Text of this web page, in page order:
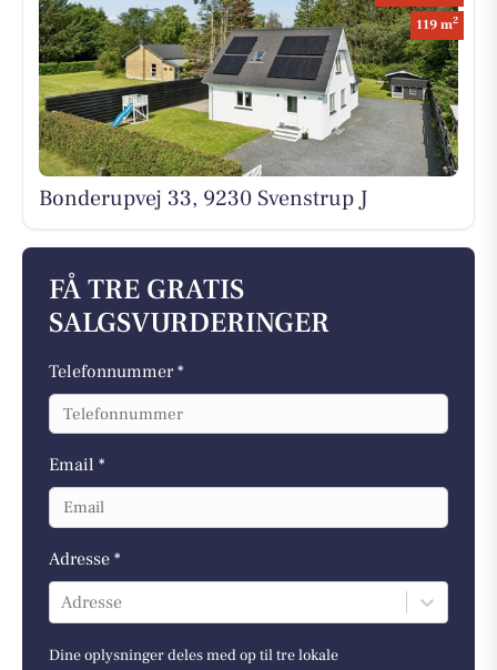
119 m2
Bonderupvej 33, 9230 Svenstrup J
FÅ TRE GRATIS
SALGSVURDERINGER
Telefonnummer *
Email *
Adresse *
Adresse
Dine oplysninger deles med op til tre lokale